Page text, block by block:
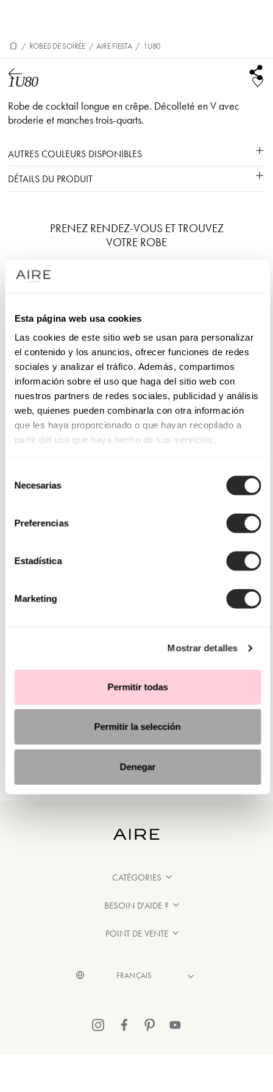
Esta página web usa cookies
Las cookies de este sitio web se usan para personalizar
el contenido y los anuncios, ofrecer funciones de redes
sociales y analizar el tráfico. Además, compartimos
información sobre el uso que haga del sitio web con
nuestros partners de redes sociales, publicidad y análisis
web, quienes pueden combinarla con otra información
que les haya proporcionado o que hayan recopilado a
partir del uso que haya hecho de sus servicios.
Necesarias
Preferencias
Estadística
Marketing
Mostrar detalles
Permitir todas
Permitir la selección
Denegar
/ ROBES DE SOIRÉE / AIRE FIESTA / 1U80
1U80
Robe de cocktail longue en crêpe. Décolleté en V avec
broderie et manches trois-quarts.
AUTRES COULEURS DISPONIBLES
DÉTAILS DU PRODUIT
PRENEZ RENDEZ-VOUS ET TROUVEZ
VOTRE ROBE
CATÉGORIES
BESOIN D'AIDE ?
POINT DE VENTE